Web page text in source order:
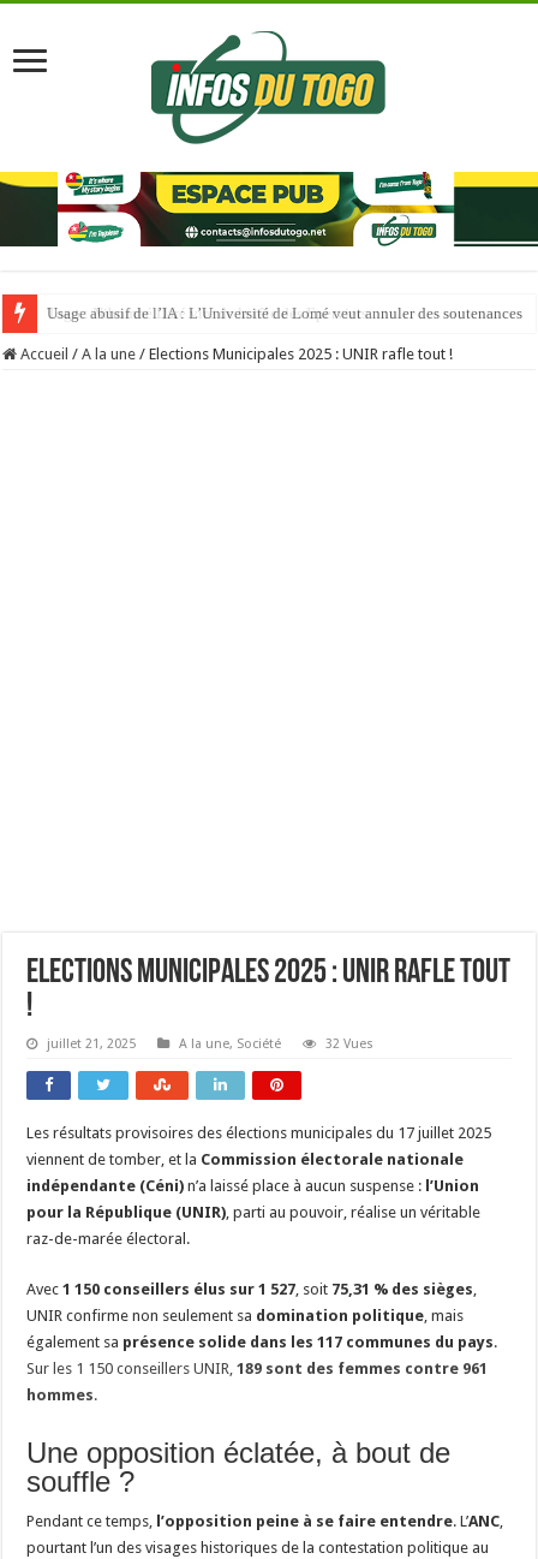
Usage abusif de l’IA : L’Université de Lomé veut annuler des soutenances
Accueil / A la une / Elections Municipales 2025 : UNIR rafle tout !
Elections Municipales 2025 : UNIR rafle tout
!
juillet 21, 2025 A la une, Société 32 Vues
Les résultats provisoires des élections municipales du 17 juillet 2025
viennent de tomber, et la Commission électorale nationale
indépendante (Céni) n’a laissé place à aucun suspense : l’Union
pour la République (UNIR), parti au pouvoir, réalise un véritable
raz-de-marée électoral.
Avec1 150 conseillers élus sur 1 527, soit 75,31 % des sièges,
UNIR confirme non seulement sa domination politique, mais
également sa présence solide dans les 117 communes du pays.
Sur les 1 150 conseillers UNIR,189 sont des femmes contre 961
hommes.
Une opposition éclatée, à bout de
souffle ?
Pendant ce temps, l’opposition peine à se faire entendre. L’ANC,
pourtant l’un des visages historiques de la contestation politique au